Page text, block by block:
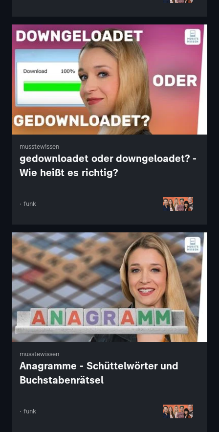
musstewissen
gedownloadet oder downgeloadet? -
Wie heißt es richtig?
· funk
musstewissen
Anagramme - Schüttelwörter und
Buchstabenrätsel
· funk